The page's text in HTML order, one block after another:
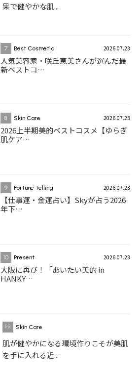
果で健やかな肌...
7 Best Cosmetic 2026.07.23
人気美容家・咲丘恵美さんが選んだ最
新ベストコ…
8 Skin Care 2026.07.23
2026上半期美的ベストコスメ【ゆらぎ
肌ケア…
9 Fortune Telling 2026.07.23
【仕事運・金運占い】Skyが占う2026
年下…
10 Present 2026.07.23
大阪に再び！「あいたい美的 in
HANKY…
Skin Care
肌が健やかになる環境作りこそが美肌
を手に入れる近...